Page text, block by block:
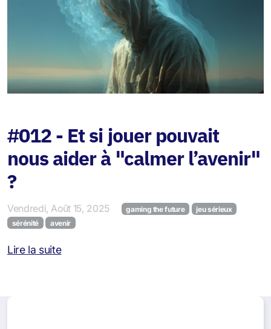
#012 - Et si jouer pouvait
nous aider à "calmer l’avenir"
?
Vendredi, Août 15, 2025 gaming the future
jeu sérieux
sérénité
avenir
Lire la suite